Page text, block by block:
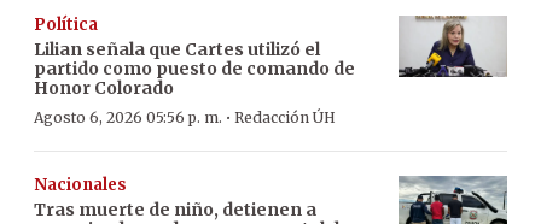
Política
Lilian señala que Cartes utilizó el
partido como puesto de comando de
Honor Colorado
Agosto 6, 2026 05:56 p. m. · Redacción ÚH
Nacionales
Tras muerte de niño, detienen a